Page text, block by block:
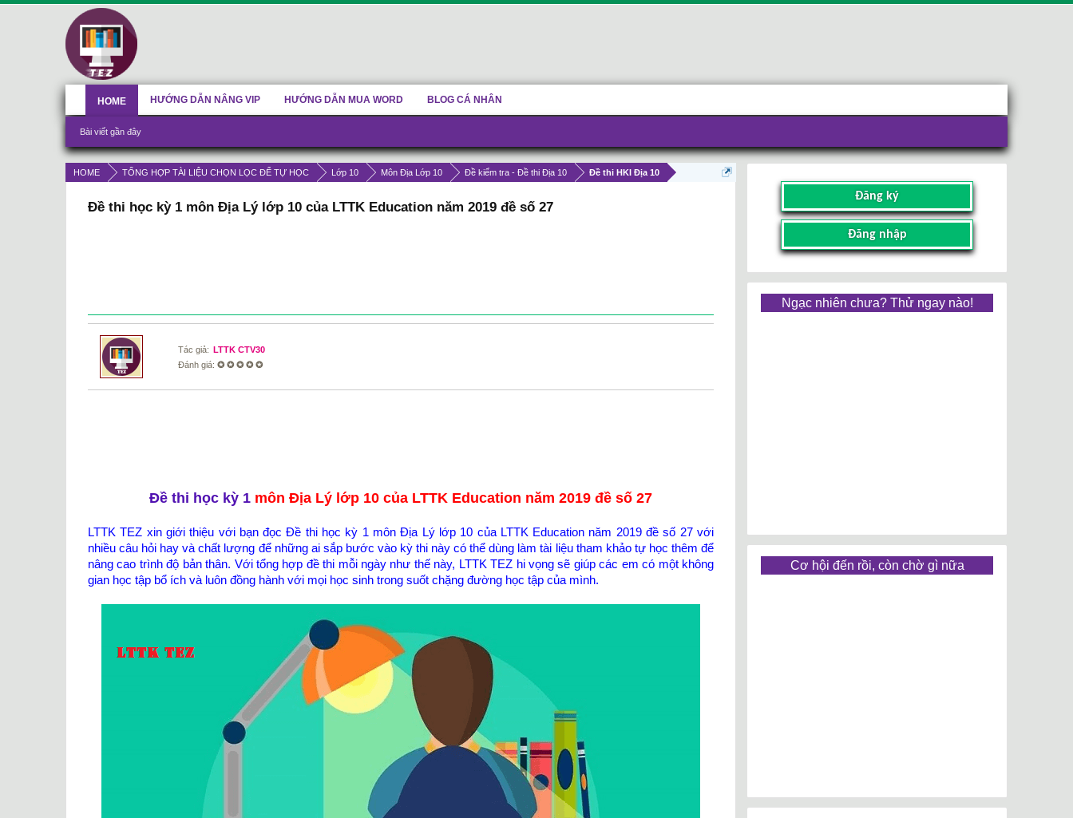
HOME TỔNG HỢP TÀI LIỆU CHỌN LỌC ĐỂ TỰ HỌC Lớp 10 Môn Địa Lớp 10 Đề kiểm tra - Đề thi Địa 10 Đề thi HKI Địa 10
Đề thi học kỳ 1 môn Địa Lý lớp 10 của LTTK Education năm 2019 đề số 27
Tác giả: LTTK CTV30
Đánh giá: ✪ ✪ ✪ ✪ ✪
Đề thi học kỳ 1 môn Địa Lý lớp 10 của LTTK Education năm 2019 đề số 27
LTTK TEZ xin giới thiệu với bạn đọc Đề thi học kỳ 1 môn Địa Lý lớp 10 của LTTK Education năm 2019 đề số 27 với
nhiều câu hỏi hay và chất lượng để những ai sắp bước vào kỳ thi này có thể dùng làm tài liệu tham khảo tự học thêm để
nâng cao trình độ bản thân. Với tổng hợp đề thi mỗi ngày như thế này, LTTK TEZ hi vọng sẽ giúp các em có một không
gian học tập bổ ích và luôn đồng hành với mọi học sinh trong suốt chặng đường học tập của mình.
Đăng ký
Đăng nhập
Ngạc nhiên chưa? Thử ngay nào!
Cơ hội đến rồi, còn chờ gì nữa
HOME
Bài viết gần đây
HƯỚNG DẪN NÂNG VIP HƯỚNG DẪN MUA WORD BLOG CÁ NHÂN